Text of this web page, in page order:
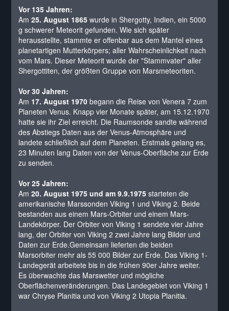
Vor 135 Jahren:
Am25. August 1865wurde in Shergotty, Indien, ein 5000
g schwerer Meteorit gefunden. Wie sich später
herausstellte, stammte er offenbar aus dem Mantel eines
planetartigen Mutterkörpers; aller Wahrscheinlichkeit nach
vom Mars. Dieser Meteorit wurde der "Stammvater" aller
Shergottiten, der größten Gruppe von Marsmeteoriten.
Vor 30 Jahren:
Am 17. August 1970begann die Reise von Venera 7 zum
Planeten Venus. Knapp vier Monate später, am 15.12.1970
hatte sie ihr Ziel erreicht. Die Raumsonde sandte während
des Abstiegs Daten aus der Venus-Atmosphäre und
landete schließlich auf dem Planeten. Erstmals gelang es,
23 Minuten lang Daten von der Venus-Oberfläche zur Erde
zu senden.
Vor 25 Jahren:
Am 20. August 1975 und am 9.9.1975starteten die
amerikanische Marssonden Viking 1 und Viking 2. Beide
bestanden aus einem Mars-Orbiter und einem Mars-
Landekörper. Der Orbiter von Viking 1 sendete vier Jahre
lang, der Orbiter von Viking 2 zwei Jahre lang Bilder und
Daten zur Erde.Gemeinsam lieferten die beiden
Marsorbiter mehr als 55 000 Bilder zur Erde. Das Viking 1-
Landegerät arbeitete bis in die frühen 90er Jahre weiter.
Es überwachte das Marswetter und mögliche
Oberflächenveränderungen. Das Landegebiet von Viking 1
war Chryse Planitia und von Viking 2 Utopia Planitia.